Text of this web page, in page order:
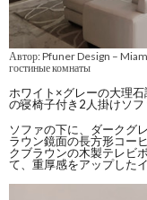
Автор: Pfuner Design –
гостиные комнаты
ホワイト×グレーの大理
の寝椅子付き2人掛けソフ
ソファの下に、ダークグ
ラウン鏡面の長方形コー
クブラウンの木製テレビ
て、重厚感をアップした